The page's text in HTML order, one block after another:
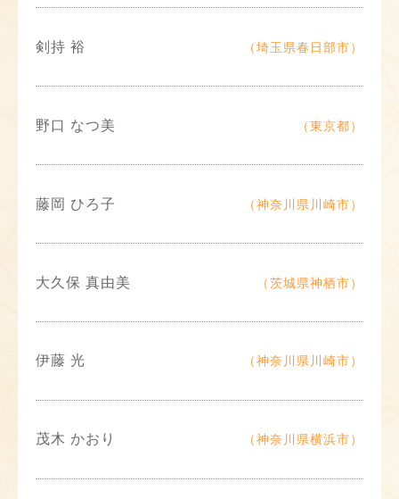
剣持 裕 （埼玉県春日部市）
野口 なつ美 （東京都）
藤岡 ひろ子 （神奈川県川崎市）
大久保 真由美 （茨城県神栖市）
伊藤 光 （神奈川県川崎市）
茂木 かおり （神奈川県横浜市）